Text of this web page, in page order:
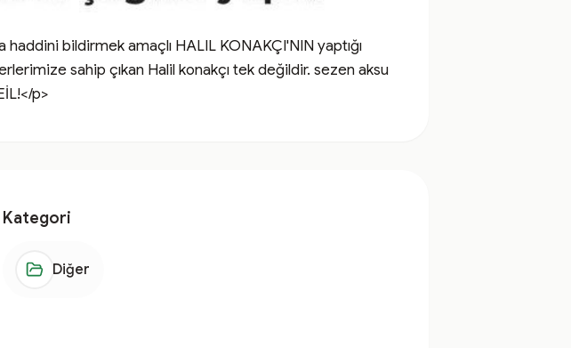
bildirmek amaçlı HALIL KONAKÇI'NIN yaptığı
sahip çıkan Halil konakçı tek değildir. sezen aksu
p>
Kategori
Diğer